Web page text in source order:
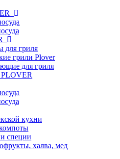
для гриля
грили Plover
для гриля
кухни
специи
халва, мед